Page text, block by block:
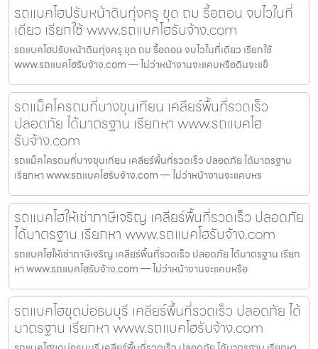
รถแบคโฮปรับหน้าดินทุ่งครุ ขุด ถม รื้อถอน จบไวในที่
เดียว เรียกใช้ www.รถแบคโฮรับจ้าง.com
รถแบคโฮปรับหน้าดินทุ่งครุ ขุด ถม รื้อถอน จบไวในที่เดียว เรียกใช้
www.รถแบคโฮรับจ้าง.com — ไม่ว่าหน้างานจะแคบหรือดินจะแข็
รถแม็คโครถมที่บางขุนเทียน เคลียร์พื้นที่รวดเร็ว
ปลอดภัย ได้มาตรฐาน เรียกหา www.รถแบคโฮ
รับจ้าง.com
รถแม็คโครถมที่บางขุนเทียน เคลียร์พื้นที่รวดเร็ว ปลอดภัย ได้มาตรฐาน
เรียกหา www.รถแบคโฮรับจ้าง.com — ไม่ว่าหน้างานจะแคบหร
รถแบคโฮให้เช่าภาษีเจริญ เคลียร์พื้นที่รวดเร็ว ปลอดภัย
ได้มาตรฐาน เรียกหา www.รถแบคโฮรับจ้าง.com
รถแบคโฮให้เช่าภาษีเจริญ เคลียร์พื้นที่รวดเร็ว ปลอดภัย ได้มาตรฐาน เรียก
หา www.รถแบคโฮรับจ้าง.com — ไม่ว่าหน้างานจะแคบหรือ
รถแบคโฮขุดบ่อธนบุรี เคลียร์พื้นที่รวดเร็ว ปลอดภัย ได้
มาตรฐาน เรียกหา www.รถแบคโฮรับจ้าง.com